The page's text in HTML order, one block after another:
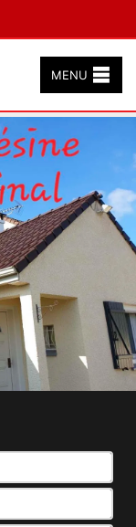
MENU